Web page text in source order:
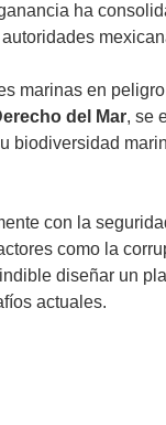
ha
marinas en
del Mar, se
biodiversidad
con la
como la
diseñar un
actuales.